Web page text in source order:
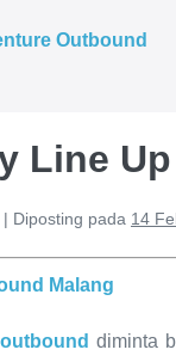
Outbound
Line Up
| Diposting pada 14
Malang
outbound diminta